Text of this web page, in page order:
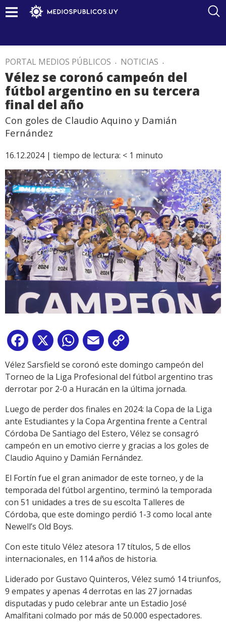
PORTAL MEDIOS PÚBLICOS . NOTICIAS .
Vélez se coronó campeón del
fútbol argentino en su tercera
final del año
Con goles de Claudio Aquino y Damián
Fernández
16.12.2024 | tiempo de lectura: < 1 minuto
Facebook
X WhatsApp
Email
Link
Vélez Sarsfield se coronó este domingo campeón del
Torneo de la Liga Profesional del fútbol argentino tras
derrotar por 2-0 a Huracán en la última jornada.
Luego de perder dos finales en 2024: la Copa de la Liga
ante Estudiantes y la Copa Argentina frente a Central
Córdoba De Santiago del Estero, Vélez se consagró
campeón en un emotivo cierre y gracias a los goles de
Claudio Aquino y Damián Fernández.
El Fortín fue el gran animador de este torneo, y de la
temporada del fútbol argentino, terminó la temporada
con 51 unidades a tres de su escolta Talleres de
Córdoba, que este domingo perdió 1-3 como local ante
Newell’s Old Boys.
Con este titulo Vélez atesora 17 títulos, 5 de ellos
internacionales, en 114 años de historia.
Liderado por Gustavo Quinteros, Vélez sumó 14 triunfos,
9 empates y apenas 4 derrotas en las 27 jornadas
disputadas y pudo celebrar ante un Estadio José
Amalfitani colmado por más de 50.000 espectadores.